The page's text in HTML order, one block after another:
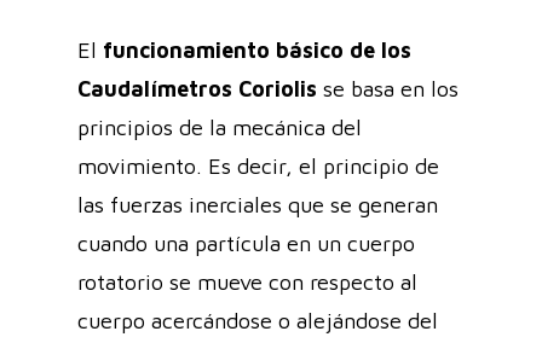
El funcionamiento básico de los
Caudalímetros Coriolis se basa en los
principios de la mecánica del
movimiento. Es decir, el principio de
las fuerzas inerciales que se generan
cuando una partícula en un cuerpo
rotatorio se mueve con respecto al
cuerpo acercándose o alejándose del